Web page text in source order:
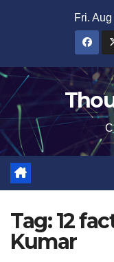
Fri.
Tag:12
Kumar